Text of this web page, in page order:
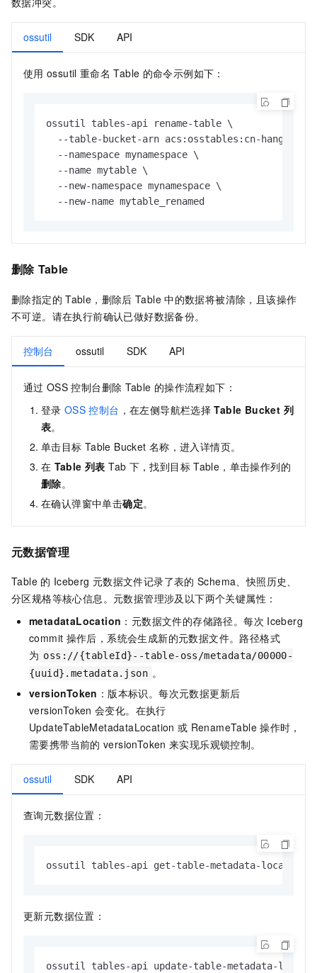
ossutil SDK API
使用 ossutil 重命名 Table 的命令示例如下：
ossutil tables-api rename-table \
--table-bucket-arn acs:osstables:cn-
  --namespace mynamespace \
  --name mytable \
  --new-namespace mynamespace \
  --new-name mytable_renamed
删除 Table
删除指定的 Table，删除后 Table 中的数据将被清除，且该操作
不可逆。请在执行前确认已做好数据备份。
控制台 ossutil SDK API
通过 OSS 控制台删除 Table 的操作流程如下：
登录 OSS 控制台 ，在左侧导航栏选择 Table Bucket 列
表。
单击目标 Table Bucket 名称，进入详情页。
在 Table 列表 Tab 下，找到目标 Table，单击操作列的
删除。
在确认弹窗中单击确定。
元数据管理
Table 的 Iceberg 元数据文件记录了表的 Schema、快照历史、
分区规格等核心信息。元数据管理涉及以下两个关键属性：
metadataLocation ：元数据文件的存储路径。每次 Iceberg
commit 操作后，系统会生成新的元数据文件。路径格式
为 oss://{tableId}--table-oss/metadata/00000-
{uuid}.metadata.json 。
versionToken ：版本标识。每次元数据更新后
versionToken 会变化。在执行
UpdateTableMetadataLocation 或 RenameTable 操作时，
需要携带当前的 versionToken 来实现乐观锁控制。
ossutil SDK API
查询元数据位置：
ossutil tables-api get-table-metadata-location
更新元数据位置：
ossutil tables-api update-table-metadata-